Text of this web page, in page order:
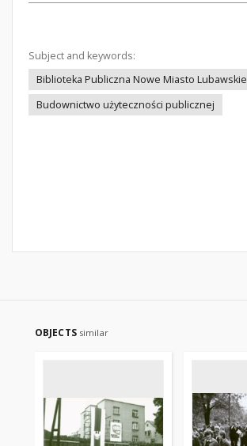
Subject and keywords:
Biblioteka Publiczna Nowe Miasto Lubawskie
Budownictwo użyteczności publicznej
OBJECTS similar